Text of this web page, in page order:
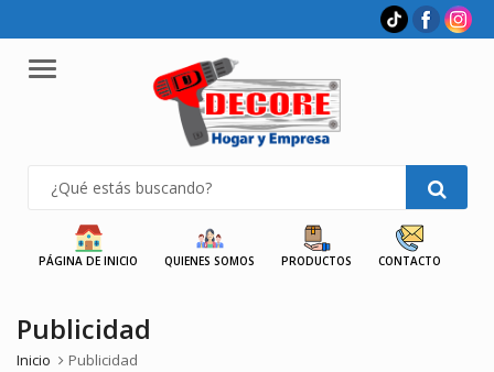
Menu
PÁGINA DE INICIO QUIENES SOMOS PRODUCTOS CONTACTO
Publicidad
Inicio Publicidad